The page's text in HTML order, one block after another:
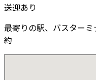
送迎あり
最寄りの駅、バスター
約